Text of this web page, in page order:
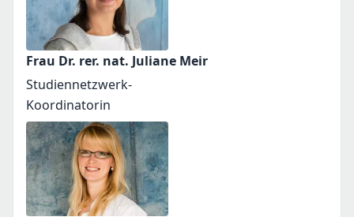
Frau Dr. rer. nat. Juliane Meir
Studiennetzwerk-
Koordinatorin